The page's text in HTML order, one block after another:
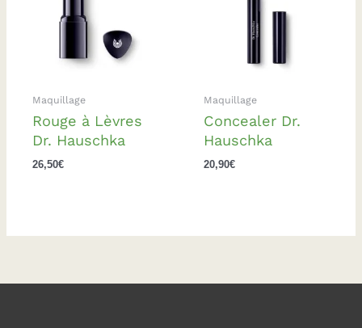
Maquillage
Rouge à Lèvres
Dr. Hauschka
26,50€
Maquillage
Concealer Dr.
Hauschka
20,90€